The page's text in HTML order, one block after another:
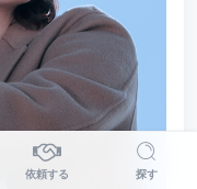
依頼する 探す